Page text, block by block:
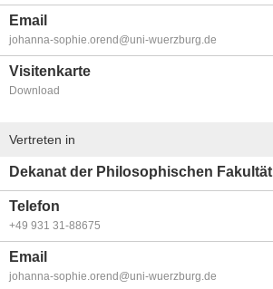
Email
johanna-sophie.orend@uni-wuerzburg.de
Visitenkarte
Download
Vertreten in
Dekanat der Philosophischen Fakultät
Telefon
+49 931 31-88675
Email
johanna-sophie.orend@uni-wuerzburg.de